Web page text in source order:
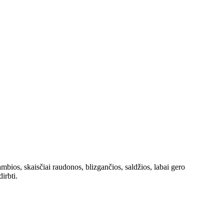
skaisčiai raudonos, blizgančios, saldžios, labai gero